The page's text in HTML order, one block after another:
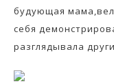
будующая
себя
разглядывала